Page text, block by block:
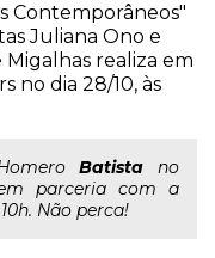
Contemporâneos"
Juliana Ono e
realiza em
no dia 28/10, às
Batista no
parceria com a
Não perca!